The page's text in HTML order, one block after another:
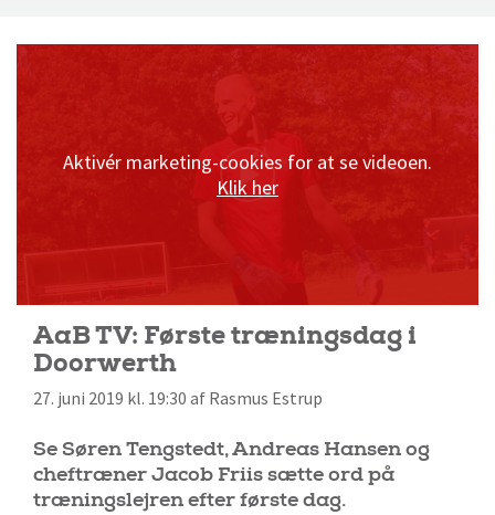
Aktivér marketing-cookies for at se videoen.
Klik her
AaB TV: Første træningsdag i
Doorwerth
27. juni 2019 kl. 19:30 af Rasmus Estrup
Se Søren Tengstedt, Andreas Hansen og
cheftræner Jacob Friis sætte ord på
træningslejren efter første dag.